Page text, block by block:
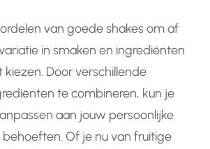
van goede shakes om af
in smaken en ingrediënten
Door verschillende
te combineren, kun je
aan jouw persoonlijke
Of je nu van fruitige